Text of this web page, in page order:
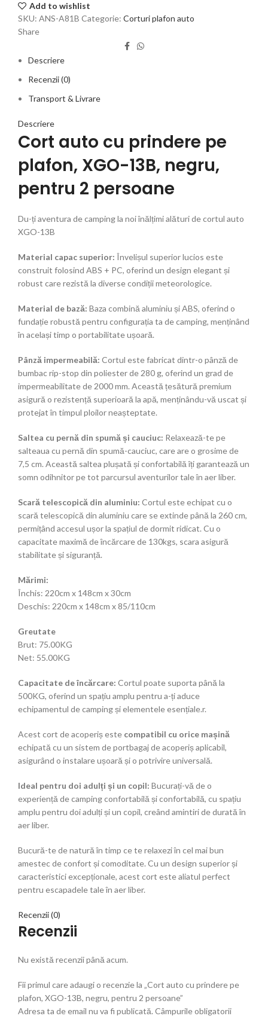
Add to wishlist
SKU: ANS-A81B Categorie: Corturi plafon auto
Share
Descriere
Recenzii (0)
Transport & Livrare
Descriere
Cort auto cu prindere pe
plafon, XGO-13B, negru,
pentru 2 persoane
Du-ți aventura de camping la noi înălțimi alături de cortul auto
XGO-13B
Material capac superior: Învelișul superior lucios este
construit folosind ABS + PC, oferind un design elegant și
robust care rezistă la diverse condiții meteorologice.
Material de bază: Baza combină aluminiu și ABS, oferind o
fundație robustă pentru configurația ta de camping, menținând
în același timp o portabilitate ușoară.
Pânză impermeabilă: Cortul este fabricat dintr-o pânză de
bumbac rip-stop din poliester de 280 g, oferind un grad de
impermeabilitate de 2000 mm. Această țesătură premium
asigură o rezistență superioară la apă, menținându-vă uscat și
protejat în timpul ploilor neașteptate.
Saltea cu pernă din spumă și cauciuc: Relaxează-te pe
salteaua cu pernă din spumă-cauciuc, care are o grosime de
7,5 cm. Această saltea plușată și confortabilă îți garantează un
somn odihnitor pe tot parcursul aventurilor tale în aer liber.
Scară telescopică din aluminiu: Cortul este echipat cu o
scară telescopică din aluminiu care se extinde până la 260 cm,
permițând accesul ușor la spațiul de dormit ridicat. Cu o
capacitate maximă de încărcare de 130kgs, scara asigură
stabilitate și siguranță.
Mărimi:
Închis: 220cm x 148cm x 30cm
Deschis: 220cm x 148cm x 85/110cm
Greutate
Brut: 75.00KG
Net: 55.00KG
Capacitate de încărcare: Cortul poate suporta până la
500KG, oferind un spațiu amplu pentru a-ți aduce
echipamentul de camping și elementele esențiale.r.
Acest cort de acoperiș este compatibil cu orice mașină
echipată cu un sistem de portbagaj de acoperiș aplicabil,
asigurând o instalare ușoară și o potrivire universală.
Ideal pentru doi adulți și un copil: Bucurați-vă de o
experiență de camping confortabilă și confortabilă, cu spațiu
amplu pentru doi adulți și un copil, creând amintiri de durată în
aer liber.
Bucură-te de natură în timp ce te relaxezi în cel mai bun
amestec de confort și comoditate. Cu un design superior și
caracteristici excepționale, acest cort este aliatul perfect
pentru escapadele tale în aer liber.
Recenzii (0)
Recenzii
Nu există recenzii până acum.
Fii primul care adaugi o recenzie la „Cort auto cu prindere pe
plafon, XGO-13B, negru, pentru 2 persoane”
Adresa ta de email nu va fi publicată. Câmpurile obligatorii